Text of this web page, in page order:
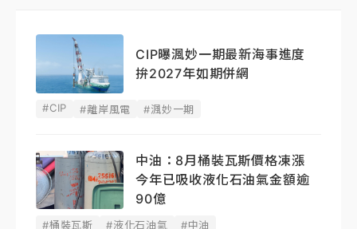
CIP曝渢妙一期最新海事進度
拚2027年如期併網
#CIP #離岸風電 #渢妙一期
中油：8月桶裝瓦斯價格凍漲
今年已吸收液化石油氣金額逾
90億
#桶裝瓦斯 #液化石油氣 #中油